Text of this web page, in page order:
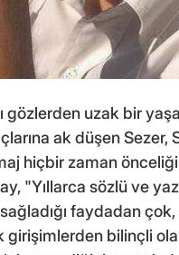
gözlerden uzak bir
ak düşen Sezer,
hiçbir zaman
"Yıllarca sözlü ve
sağladığı faydadan
girişimlerden bilinçli